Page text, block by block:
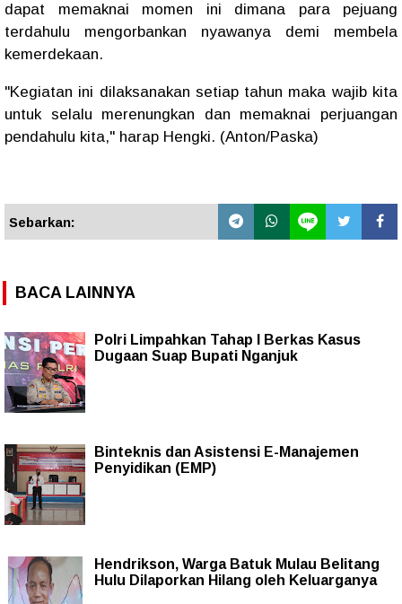
dapat memaknai momen ini dimana para pejuang
terdahulu mengorbankan nyawanya demi membela
kemerdekaan.
"Kegiatan ini dilaksanakan setiap tahun maka wajib kita
untuk selalu merenungkan dan memaknai perjuangan
pendahulu kita," harap Hengki. (Anton/Paska)
Sebarkan:
BACA LAINNYA
Polri Limpahkan Tahap I Berkas Kasus
Dugaan Suap Bupati Nganjuk
Binteknis dan Asistensi E-Manajemen
Penyidikan (EMP)
Hendrikson, Warga Batuk Mulau Belitang
Hulu Dilaporkan Hilang oleh Keluarganya